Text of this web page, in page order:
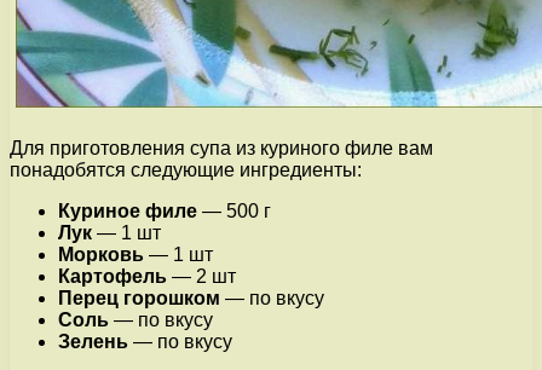
Для приготовления супа из куриного филе вам
понадобятся следующие ингредиенты:
Куриное филе — 500 г
Лук — 1 шт
Морковь — 1 шт
Картофель — 2 шт
Перец горошком — по вкусу
Соль — по вкусу
Зелень — по вкусу